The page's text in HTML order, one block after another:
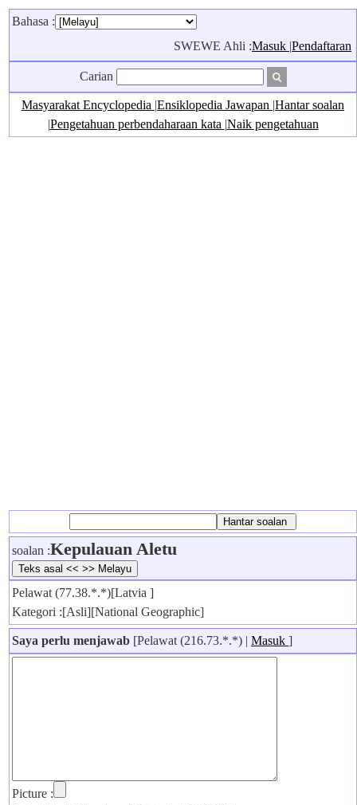
Bahasa :
SWEWE Ahli :Masuk |Pendaftaran
Carian
Masyarakat Encyclopedia |Ensiklopedia Jawapan |Hantar soalan
|Pengetahuan perbendaharaan kata |Naik pengetahuan
soalan :Kepulauan Aletu
Pelawat (77.38.*.*)[Latvia ]
Kategori :[Asli][National Geographic]
Saya perlu menjawab [Pelawat (216.73.*.*) | Masuk ]
Picture :